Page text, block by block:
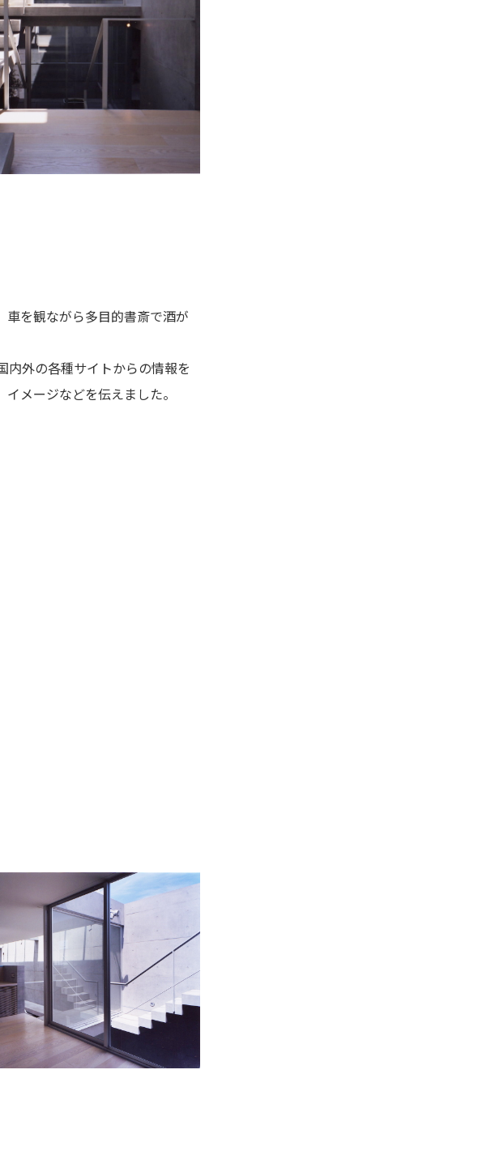
車を観ながら多目的書斎で酒が
内外の各種サイトからの情報を
メージなどを伝えました。